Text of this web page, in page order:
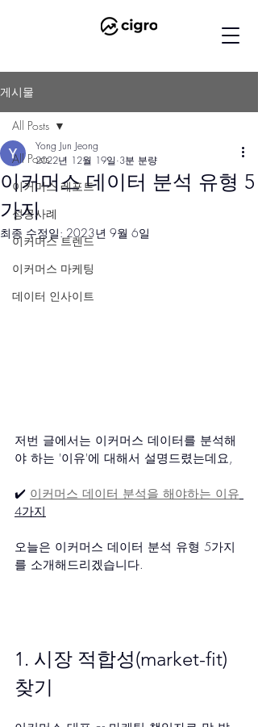
게시물
All Posts
이커머스 레포트
성공사례
이커머스 트렌드
이커머스 마케팅
데이터 인사이트
All Posts
이커머스 데이터 분석 유형 5
가지
Yong Jun Jeong
2022년 12월 19일 3분 분량
최종 수정일: 2023년 9월 6일
저번 글에서는 이커머스 데이터를 분석해
야 하는 '이유'에 대해서 설명드렸는데요,
✔️ 이커머스 데이터 분석을 해야하는 이유
4가지
오늘은 이커머스 데이터 분석 유형 5가지
를 소개해드리겠습니다.
1. 시장 적합성(market-fit)
찾기